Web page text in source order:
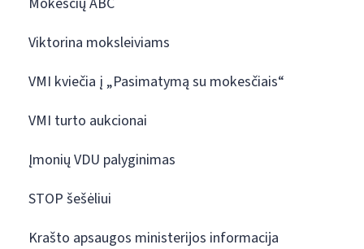
Viktorina moksleiviams
VMI kviečia į „Pasimatymą su mokesčiais“
VMI turto aukcionai
Įmonių VDU palyginimas
STOP šešėliui
Krašto apsaugos ministerijos informacija